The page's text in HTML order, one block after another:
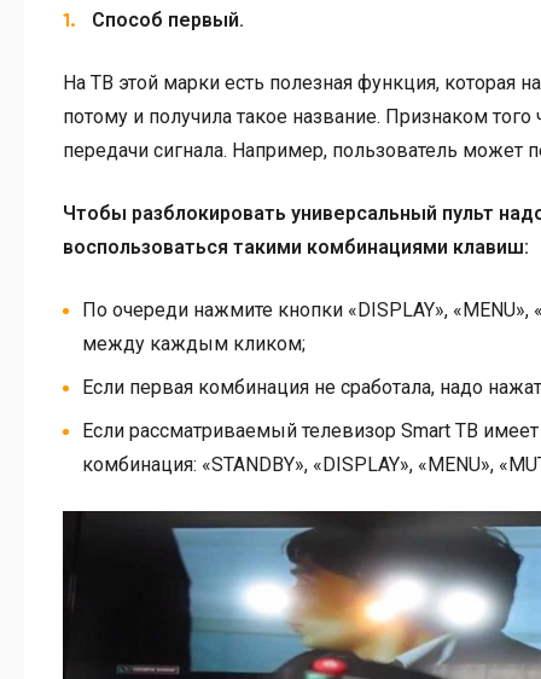
Способ первый.
На ТВ этой марки есть полезная функция, которая
потому и получила такое название. Признаком
передачи сигнала. Например, пользователь может
Чтобы разблокировать универсальный пульт
воспользоваться такими комбинациями клавиш:
По очереди нажмите кнопки «DISPLAY»,
между каждым кликом;
Если первая комбинация не сработала, надо
Если рассматриваемый телевизор Smart ТВ
комбинация: «STANDBY», «DISPLAY», «MENU»,